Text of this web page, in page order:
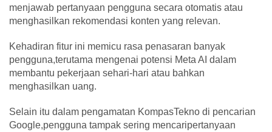
menjawab pertanyaan pengguna secara otomatis atau
menghasilkan rekomendasi konten yang relevan.
Kehadiran fitur ini memicu rasa penasaran banyak
pengguna,terutama mengenai potensi Meta AI dalam
membantu pekerjaan sehari-hari atau bahkan
menghasilkan uang.
Selain itu dalam pengamatan KompasTekno di pencarian
Google,pengguna tampak sering mencaripertanyaan